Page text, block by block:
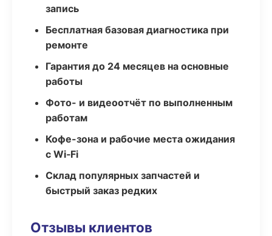
запись
Бесплатная базовая диагностика при
ремонте
Гарантия до 24 месяцев на основные
работы
Фото- и видеоотчёт по выполненным
работам
Кофе-зона и рабочие места ожидания
с Wi‑Fi
Склад популярных запчастей и
быстрый заказ редких
Отзывы клиентов